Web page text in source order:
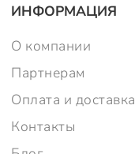
ИНФОРМАЦИЯ
О компании
Партнерам
Оплата и доставка
Контакты